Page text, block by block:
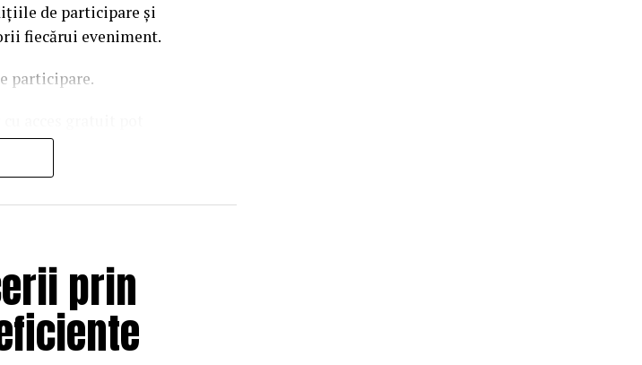
de participare și
fiecărui eveniment.
participare.
Adresa de contact
prin